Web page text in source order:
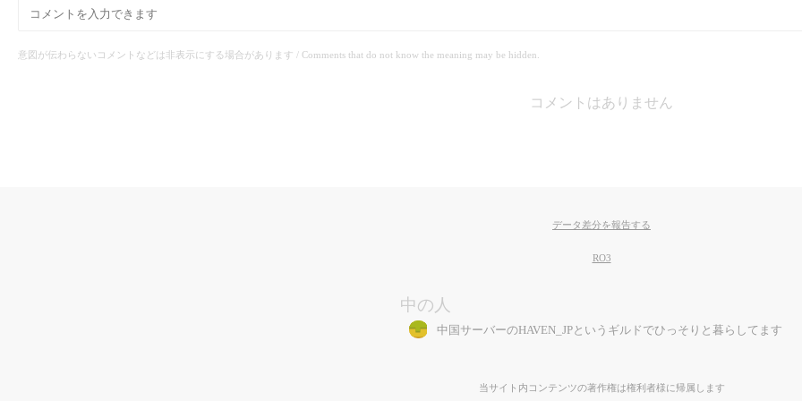
意図が伝わらないコメントなどは非表示にする場合があります / Comments that do not know the meaning may be hidden.
コメントはありません
データ差分を報告する
RO3
中の人
中国サーバーのHAVEN_JPというギルドでひっそりと暮らしてます
当サイト内コンテンツの著作権は権利者様に帰属します